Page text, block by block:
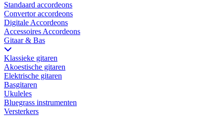
Standaard accordeons
Convertor accordeons
Digitale Accordeons
Accessoires Accordeons
Gitaar & Bas
Klassieke gitaren
Akoestische gitaren
Elektrische gitaren
Basgitaren
Ukuleles
Bluegrass instrumenten
Versterkers